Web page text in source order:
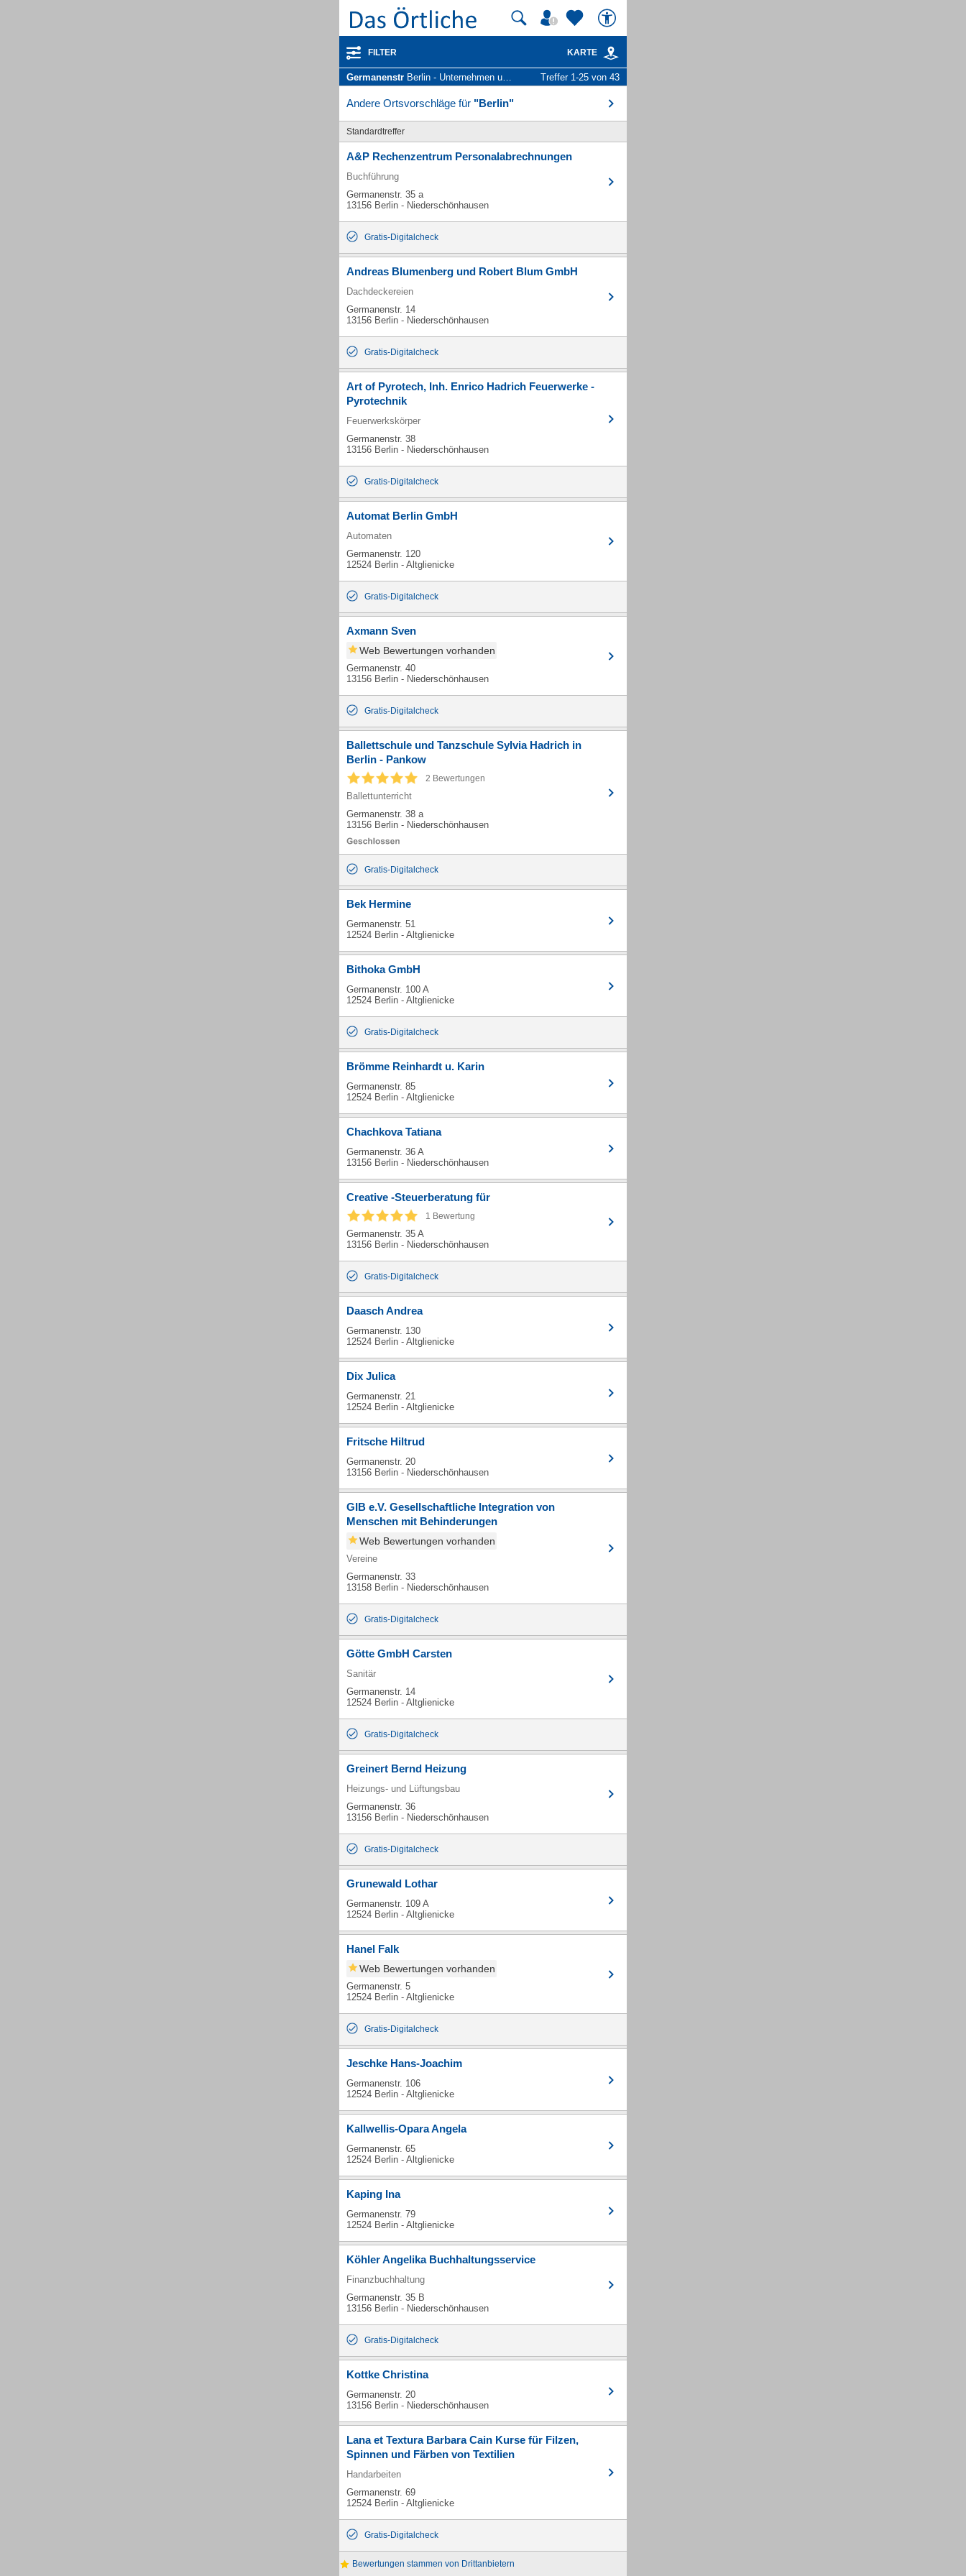
FILTER KARTE
Germanenstr Berlin - Unternehmen und Personen Treffer 1-25 von 43
Andere Ortsvorschläge für "Berlin"
Standardtreffer
A&P Rechenzentrum Personalabrechnungen
Buchführung
Germanenstr. 35 a
13156 Berlin - Niederschönhausen
Gratis-Digitalcheck
Andreas Blumenberg und Robert Blum GmbH
Dachdeckereien
Germanenstr. 14
13156 Berlin - Niederschönhausen
Gratis-Digitalcheck
Art of Pyrotech, Inh. Enrico Hadrich Feuerwerke -
Pyrotechnik
Feuerwerkskörper
Germanenstr. 38
13156 Berlin - Niederschönhausen
Gratis-Digitalcheck
Automat Berlin GmbH
Automaten
Germanenstr. 120
12524 Berlin - Altglienicke
Gratis-Digitalcheck
Axmann Sven
Web Bewertungen vorhanden
Germanenstr. 40
13156 Berlin - Niederschönhausen
Gratis-Digitalcheck
Ballettschule und Tanzschule Sylvia Hadrich in
Berlin - Pankow
2 Bewertungen
Ballettunterricht
Germanenstr. 38 a
13156 Berlin - Niederschönhausen
Gratis-Digitalcheck
Bek Hermine
Germanenstr. 51
12524 Berlin - Altglienicke
Bithoka GmbH
Germanenstr. 100 A
12524 Berlin - Altglienicke
Gratis-Digitalcheck
Brömme Reinhardt u. Karin
Germanenstr. 85
12524 Berlin - Altglienicke
Chachkova Tatiana
Germanenstr. 36 A
13156 Berlin - Niederschönhausen
Creative -Steuerberatung für
1 Bewertung
Germanenstr. 35 A
13156 Berlin - Niederschönhausen
Gratis-Digitalcheck
Daasch Andrea
Germanenstr. 130
12524 Berlin - Altglienicke
Dix Julica
Germanenstr. 21
12524 Berlin - Altglienicke
Fritsche Hiltrud
Germanenstr. 20
13156 Berlin - Niederschönhausen
GIB e.V. Gesellschaftliche Integration von
Menschen mit Behinderungen
Web Bewertungen vorhanden
Vereine
Germanenstr. 33
13158 Berlin - Niederschönhausen
Gratis-Digitalcheck
Götte GmbH Carsten
Sanitär
Germanenstr. 14
12524 Berlin - Altglienicke
Gratis-Digitalcheck
Greinert Bernd Heizung
Heizungs- und Lüftungsbau
Germanenstr. 36
13156 Berlin - Niederschönhausen
Gratis-Digitalcheck
Grunewald Lothar
Germanenstr. 109 A
12524 Berlin - Altglienicke
Hanel Falk
Web Bewertungen vorhanden
Germanenstr. 5
12524 Berlin - Altglienicke
Gratis-Digitalcheck
Jeschke Hans-Joachim
Germanenstr. 106
12524 Berlin - Altglienicke
Kallwellis-Opara Angela
Germanenstr. 65
12524 Berlin - Altglienicke
Kaping Ina
Germanenstr. 79
12524 Berlin - Altglienicke
Köhler Angelika Buchhaltungsservice
Finanzbuchhaltung
Germanenstr. 35 B
13156 Berlin - Niederschönhausen
Gratis-Digitalcheck
Kottke Christina
Germanenstr. 20
13156 Berlin - Niederschönhausen
Lana et Textura Barbara Cain Kurse für Filzen,
Spinnen und Färben von Textilien
Handarbeiten
Germanenstr. 69
12524 Berlin - Altglienicke
Gratis-Digitalcheck
Bewertungen stammen von Drittanbietern